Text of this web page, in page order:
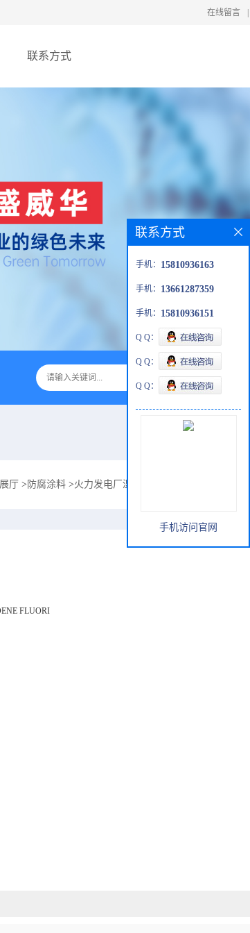
在线留言
联系方式
厅 > 防腐涂料 >火力发电厂湿式电除尘器F硅树脂防腐
FLUORI
联系方式
手机： 15810936163
手机： 13661287359
手机： 15810936151
Q Q：
Q Q：
Q Q：
手机访问官网